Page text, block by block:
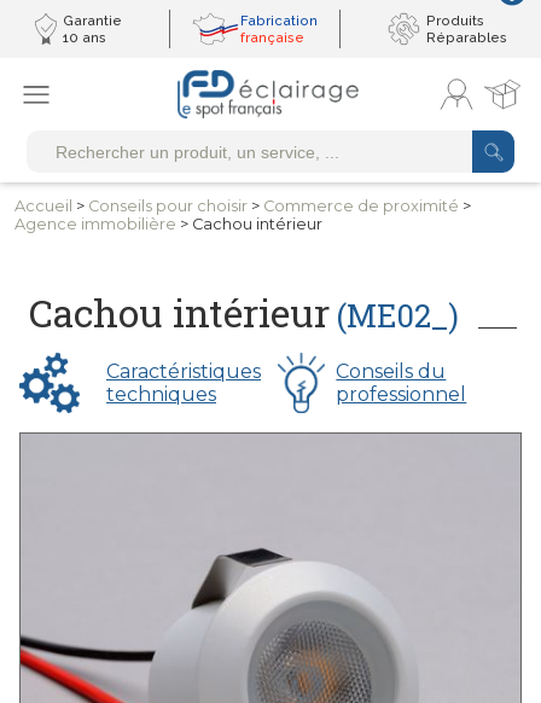
Garantie
10 ans
Fabrication
française
Produits
Réparables
Accueil > Conseils pour choisir > Commerce de proximité >
Agence immobilière > Cachou intérieur
Cachou intérieur (ME02_)
Caractéristiques
techniques
Conseils du
professionnel